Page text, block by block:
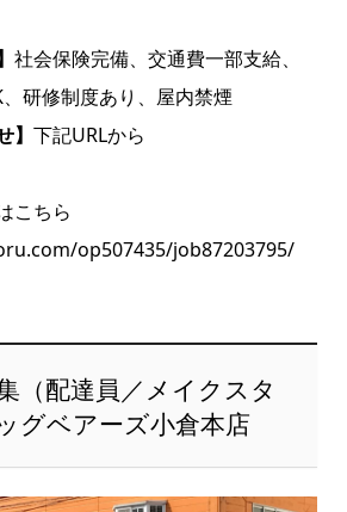
社会保険完備、交通費一部支給、
研修制度あり、屋内禁煙
下記URLから
こちら
op507435/job87203795/
（配達員／メイクスタ
グベアーズ小倉本店